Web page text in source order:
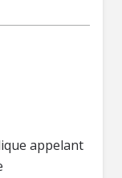
appelant